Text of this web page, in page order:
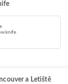
a Letiště